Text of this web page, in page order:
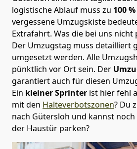
logistische Ablauf muss zu 100
vergessene Umzugskiste
Extrafahrt. Was die bei uns nicht
Der Umzugstag muss detailliert
umgesetzt werden. Alle
pünktlich vor Ort sein. Der
garantiert auch für diesen
Ein kleiner Sprinter ist hier fehl
mit den Halteverbotszonen? Du
nach Gütersloh und kannst
der Haustür parken?